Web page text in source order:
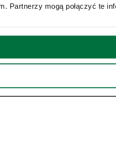
Partnerzy mogą połączyć te